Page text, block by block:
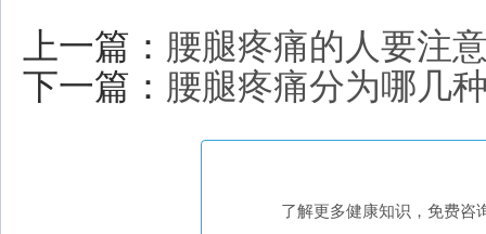
上一篇： 腰腿疼痛的人要注
下一篇： 腰腿疼痛分为哪几
了解更多健康知识，免费咨